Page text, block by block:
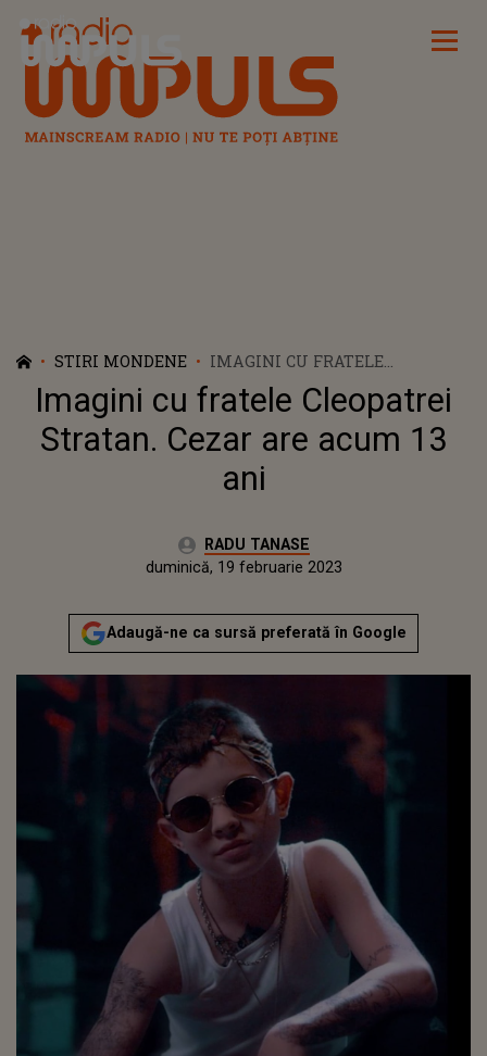
Radio Impuls
STIRI MONDENE
IMAGINI CU FRATELE
CLEOPATREI STRATAN. CEZAR
ARE ACUM 13 ANI
Imagini cu fratele Cleopatrei
Stratan. Cezar are acum 13
ani
Autor:RADU TANASE
sâmbătă, 19 februarie 2022
Actualizat:
duminică, 19 februarie 2023
Adaugă-ne ca sursă preferată în Google